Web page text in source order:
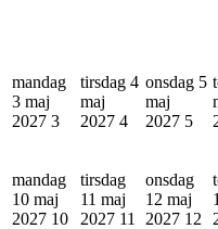
mandag
3 maj
2027 3
tirsdag 4
maj
2027 4
onsdag 5
maj
2027 5
mandag
10 maj
2027 10
tirsdag
11 maj
2027 11
onsdag
12 maj
2027 12